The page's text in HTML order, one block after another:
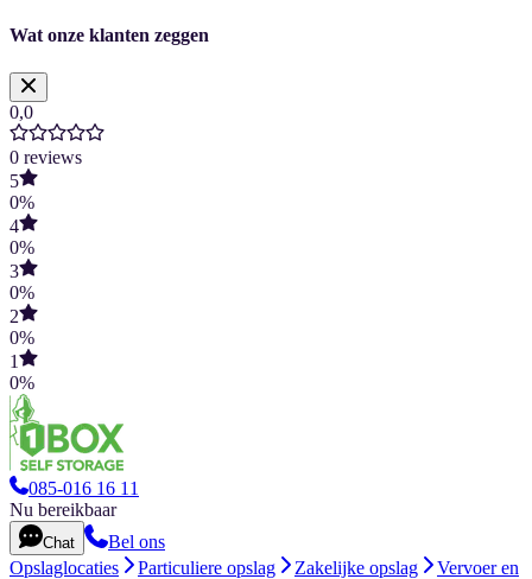
Wat onze klanten zeggen
0,0
0 reviews
5
0%
4
0%
3
0%
2
0%
1
0%
085-016 16 11
Nu bereikbaar
Chat
Bel ons
Opslaglocaties
Particuliere opslag Zakelijke opslag
Vervoer en